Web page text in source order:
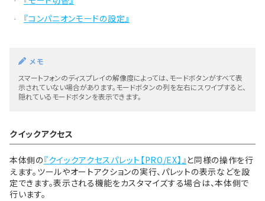
· 『コンパニオンモードの設定』
メモ
スマートフォンのディスプレイの解像度によっては、モードボタンがすべて表
示されていない場合があります。モードボタンの列を左右にスワイプすると、
隠れているモードボタンを表示できます。
クイックアクセス
本体側の『クイックアクセスパレット【PRO/EX】』と同様の操作を行
えます。ツールやオートアクションの実行、パレットの表示などを設
定できます。表示される機能をカスタマイズする場合は、本体側で
行います。